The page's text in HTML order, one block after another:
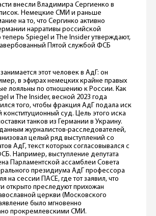
внесли Владимира Сергиенко в
Немецкие СМИ и раньше
на то, что Сергинко активно
нарративы российской
Spiegel и The Insider утверждают,
Пятой службой ФСБ
этот человек в АдГ: он
в эфирах немецких крайне правых
лояльны по отношению к России. Как
и The Insider, весной 2023 года
того, чтобы фракция АдГ подала иск
суд. Цель этого иска
танков из Германии в Украину.
журналистов-расследователей,
целый ряд выступлений со
АдГ, текст которых согласовывался с
Например, выступление депутата
Парламентской ассамблеи Совета
президиума АдГ профессора
на сессии ПАСЕ, где тот заявил, что
открыто преследуют прихожан
церкви (Московского
было мгновенно
прокремлевскими СМИ.